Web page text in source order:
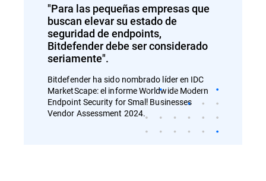
"Para las pequeñas empresas que
buscan elevar su estado de
seguridad de endpoints,
Bitdefender debe ser considerado
seriamente".
Bitdefender ha sido nombrado líder en IDC
MarketScape: el informe Worldwide Modern
Endpoint Security for Small Businesses
Vendor Assessment 2024.